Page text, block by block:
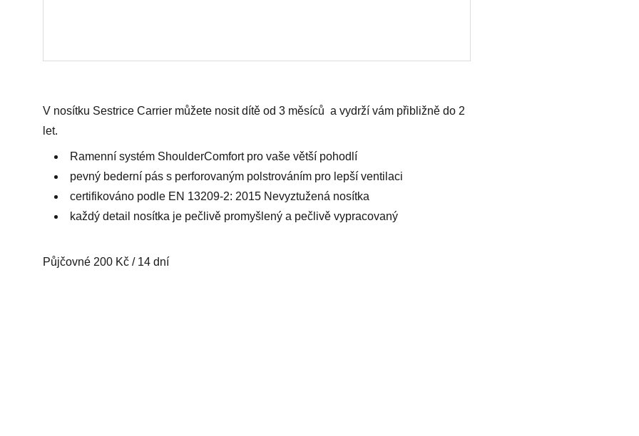
V nosítku Sestrice Carrier můžete nosit dítě od 3 měsíců a vydrží vám přibližně do 2
let.
Ramenní systém ShoulderComfort pro vaše větší pohodlí
pevný bederní pás s perforovaným polstrováním pro lepší ventilaci
certifikováno podle EN 13209-2: 2015 Nevyztužená nosítka
každý detail nosítka je pečlivě promyšlený a pečlivě vypracovaný
Půjčovné 200 Kč / 14 dní